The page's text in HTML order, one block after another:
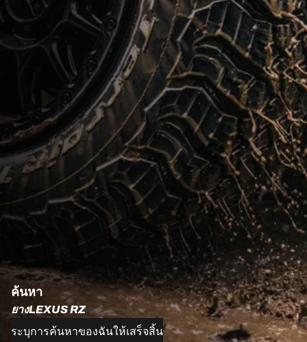
ค้นหา
ยางLEXUS RZ
ระบุการค้นหาของฉันให้เสร็จสิ้น